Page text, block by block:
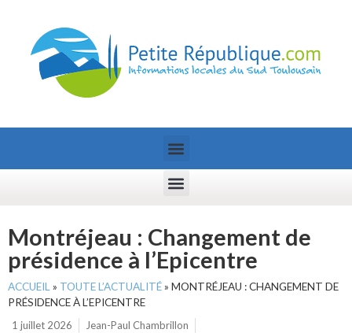
Montréjeau : Changement de
présidence à l’Epicentre
ACCUEIL » TOUTE L’ACTUALITÉ» MONTRÉJEAU : CHANGEMENT DE
PRÉSIDENCE À L’EPICENTRE
1 juillet 2026
Jean-Paul Chambrillon